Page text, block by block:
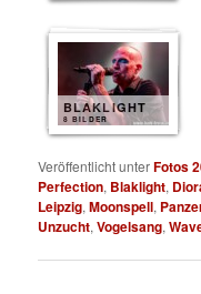
BLAKLIGHT
8 BILDER
Veröffentlicht unterFotos
Perfection, Blaklight,
Leipzig,Moonspell,
Unzucht,Vogelsang,